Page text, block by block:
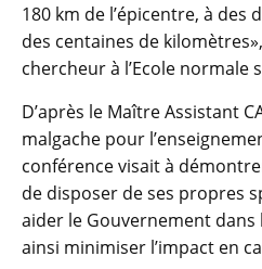
180 km de l’épicentre, à des
des centaines de
chercheur à l’Ecole normale
D’après le Maître Assistant
malgache pour
conférence visait à
de disposer de ses propres
aider le Gouvernement
ainsi minimiser l’impact en